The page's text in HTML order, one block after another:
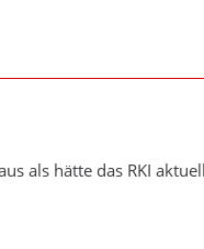
als hätte das RKI